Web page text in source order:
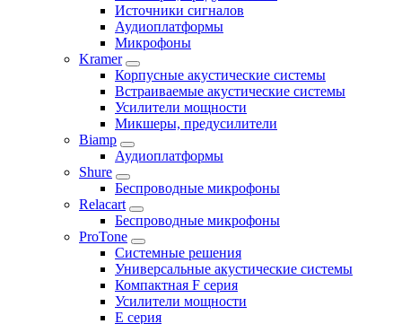
Источники сигналов
Аудиоплатформы
Микрофоны
Kramer
Корпусные акустические системы
Встраиваемые акустические системы
Усилители мощности
Микшеры, предусилители
Biamp
Аудиоплатформы
Shure
Беспроводные микрофоны
Relacart
Беспроводные микрофоны
ProTone
Системные решения
Универсальные акустические системы
Компактная F серия
Усилители мощности
E серия